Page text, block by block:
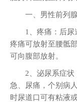
一、男性前列
1、疼痛：后
疼痛可放射至腰骶
可向腹部放射。
2、泌尿系症
急、尿痛，个别病
时尿道口可有粘液